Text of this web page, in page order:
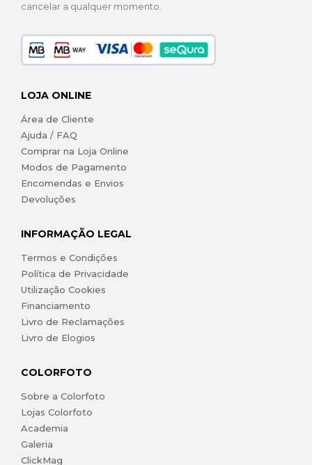
cancelar a qualquer momento.
LOJA ONLINE
Área de Cliente
Ajuda / FAQ
Comprar na Loja Online
Modos de Pagamento
Encomendas e Envios
Devoluções
INFORMAÇÃO LEGAL
Termos e Condições
Política de Privacidade
Utilização Cookies
Financiamento
Livro de Reclamações
Livro de Elogios
COLORFOTO
Sobre a Colorfoto
Lojas Colorfoto
Academia
Galeria
ClickMag